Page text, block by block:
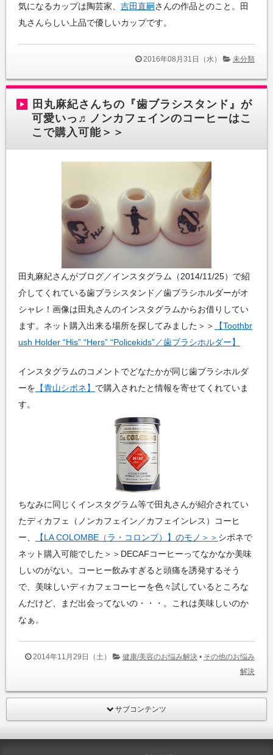
気になるカップは陶芸家、 吉田直嗣さんの作品とのこと。田
丸さんらしい上品で優しいカップです。
2016年08月31日（水） 未分類
田丸麻紀さんちの『歯ブラシスタンド』が
可愛いっ♬ノンカフェインのコーヒーはこ
こで購入可能＞＞
田丸麻紀さんがブログ／インスタグラム（2014/11/25）で紹
介してくれている歯ブラシスタンド／歯ブラシホルダーがオ
シャレ！画像は田丸さんのインスタグラムからお借りしてい
ます。ネット購入出来る場所を探してみました＞＞
【Toothbr
ush Holder “His” “Hers” “Policekids”／歯ブラシホルダー】
インスタグラムのコメントでどなたかが同じ歯ブラシホルダ
ーを 【青山シボネ】 で購入されたと情報を寄せてくれていま
す。
ちなみに同じくインスタグラム等で田丸さんが紹介されてい
たディカフェ（ノンカフェイン／カフェインレス）コーヒ
ー、
【LA COLOMBE（ラ・コロンブ）】のモノ＞＞ シボネで
ネット購入可能でした＞＞DECAFコーヒーってなかなか美味
しいのがない。コーヒー飲みすぎると頭痛を誘発するそう
で、美味しいディカフェコーヒーを色々試しているところな
んだけど、まだ出会ってないの・・・。これは美味しいのか
なぁ。
2014年11月29日（土） 健康/美容のお悩み解決 • その他のお悩み
解決
サブコンテンツ